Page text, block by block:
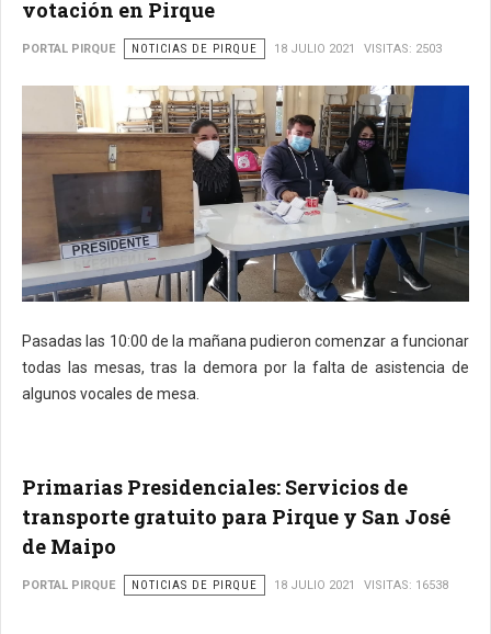
votación en Pirque
PORTAL PIRQUE NOTICIAS DE PIRQUE 18 JULIO 2021 VISITAS: 2503
Pasadas las 10:00 de la mañana pudieron comenzar a funcionar
todas las mesas, tras la demora por la falta de asistencia de
algunos vocales de mesa.
Primarias Presidenciales: Servicios de
transporte gratuito para Pirque y San José
de Maipo
PORTAL PIRQUE NOTICIAS DE PIRQUE 18 JULIO 2021 VISITAS: 16538